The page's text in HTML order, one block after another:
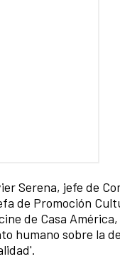
Serena, jefe de
de Promoción
de Casa
humano sobre la